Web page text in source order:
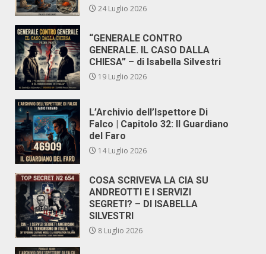
24 Luglio 2026
“GENERALE CONTRO
GENERALE. IL CASO DALLA
CHIESA” – di Isabella Silvestri
19 Luglio 2026
L’Archivio dell’Ispettore Di
Falco | Capitolo 32: Il Guardiano
del Faro
14 Luglio 2026
COSA SCRIVEVA LA CIA SU
ANDREOTTI E I SERVIZI
SEGRETI? – DI ISABELLA
SILVESTRI
8 Luglio 2026